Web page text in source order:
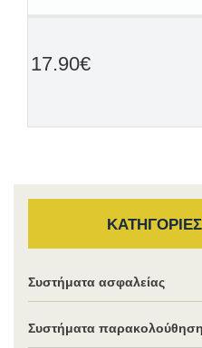
Συστήματα ασφαλείας
Συστήματα
17.90€